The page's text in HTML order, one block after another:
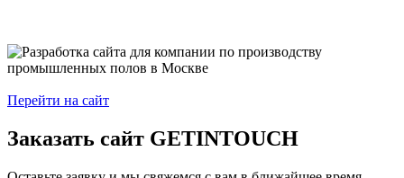
Перейти на сайт
Заказать сайт GETINTOUCH